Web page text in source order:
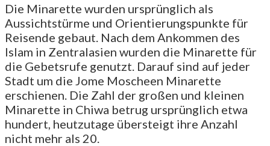
Die Minarette wurden ursprünglich als
Aussichtstürme und Orientierungspunkte für
Reisende gebaut. Nach dem Ankommen des
Islam in Zentralasien wurden die Minarette für
die Gebetsrufe genutzt. Darauf sind auf jeder
Stadt um die Jome Moscheen Minarette
erschienen. Die Zahl der großen und kleinen
Minarette in Chiwa betrug ursprünglich etwa
hundert, heutzutage übersteigt ihre Anzahl
nicht mehr als 20.